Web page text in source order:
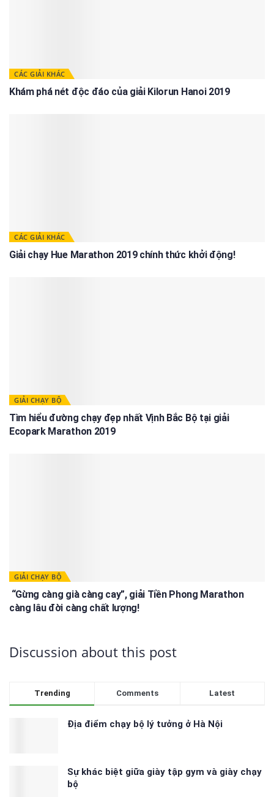
CÁC GIẢI KHÁC
Khám phá nét độc đáo của giải Kilorun Hanoi 2019
CÁC GIẢI KHÁC
Giải chạy Hue Marathon 2019 chính thức khởi động!
GIẢI CHẠY BỘ
Tìm hiểu đường chạy đẹp nhất Vịnh Bắc Bộ tại giải
Ecopark Marathon 2019
GIẢI CHẠY BỘ
“Gừng càng già càng cay”, giải Tiền Phong Marathon
càng lâu đời càng chất lượng!
Discussion about this post
Trending Comments Latest
Địa điểm chạy bộ lý tưởng ở Hà Nội
Sự khác biệt giữa giày tập gym và giày chạy
bộ